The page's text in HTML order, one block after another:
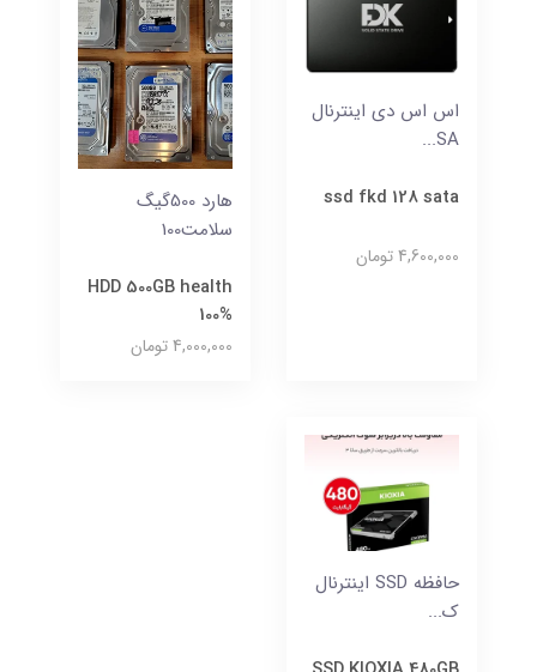
اس اس دی اینترنال
SA...
ssd fkd 128 sata
4,600,000 تومان
هارد 500گیگ
سلامت100
HDD 500GB health
100%
4,000,000 تومان
حافظه SSD اینترنال
ک...